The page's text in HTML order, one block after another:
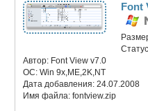
Font
Автор: Font View v7.0
ОС:Win 9x,ME,2K,NT
Дата добавления:24.07.2008
Имя файла:fontview.zip